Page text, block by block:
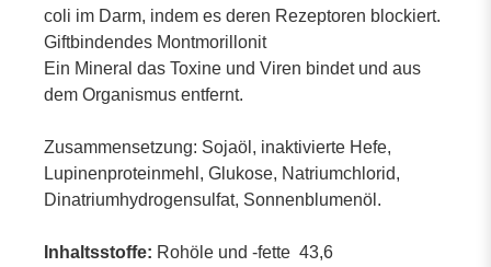
coli im Darm, indem es deren Rezeptoren blockiert.
Giftbindendes Montmorillonit
Ein Mineral das Toxine und Viren bindet und aus
dem Organismus entfernt.
Zusammensetzung: Sojaöl, inaktivierte Hefe,
Lupinenproteinmehl, Glukose, Natriumchlorid,
Dinatriumhydrogensulfat, Sonnenblumenöl.
Inhaltsstoffe: Rohöle und -fette 43,6